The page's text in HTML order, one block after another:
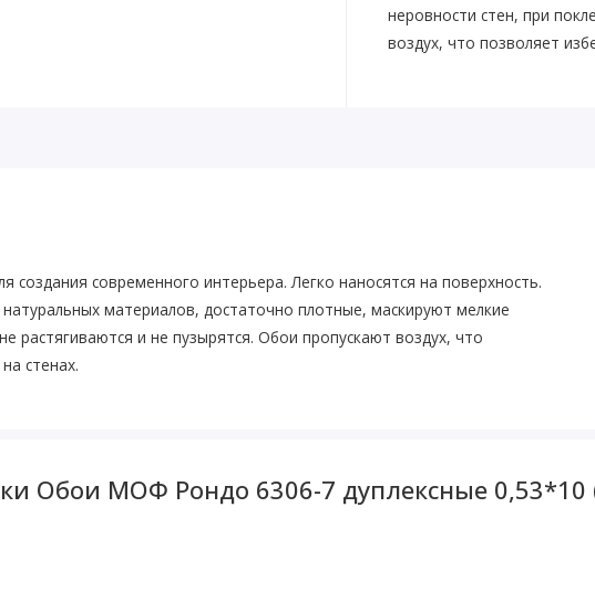
неровности стен, при
воздух, что позволяет
создания современного интерьера. Легко наносятся на поверхность.
материалов, достаточно плотные, маскируют мелкие
растягиваются и не пузырятся. Обои пропускают воздух, что
стенах.
Обои МОФ Рондо 6306-7 дуплексные 0,53*10